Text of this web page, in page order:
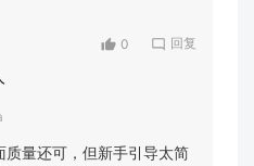
0 回复
质量还可，但新手引导太简